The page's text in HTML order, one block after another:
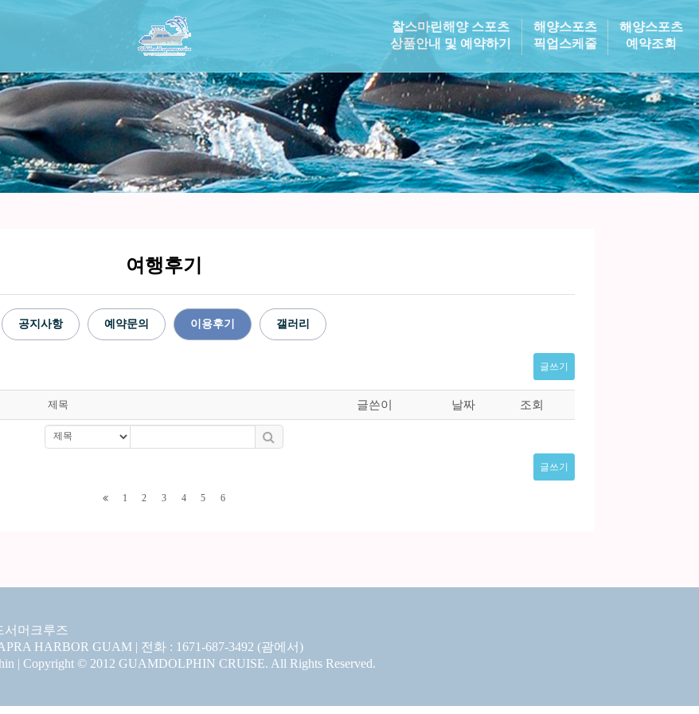
찰스마린해양 스포츠
상품안내 및 예약하기
해양스포츠
픽업스케줄
해양스포츠
예약조회
여행후기
공지사항 예약문의 이용후기 갤러리
글쓰기
제목 글쓴이 날짜 조회
글쓰기
1 2 3 4 5 6
서머크루즈
HARBOR GUAM | 전화 : 1671-687-3492 (괌에서)
| Copyright © 2012 GUAMDOLPHIN CRUISE. All Rights Reserved.